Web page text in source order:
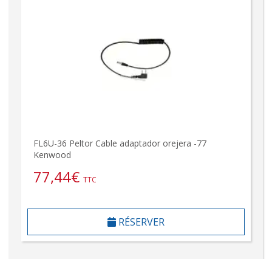
FL6U-36 Peltor Cable adaptador orejera -77
Kenwood
77,44€ TTC
RÉSERVER